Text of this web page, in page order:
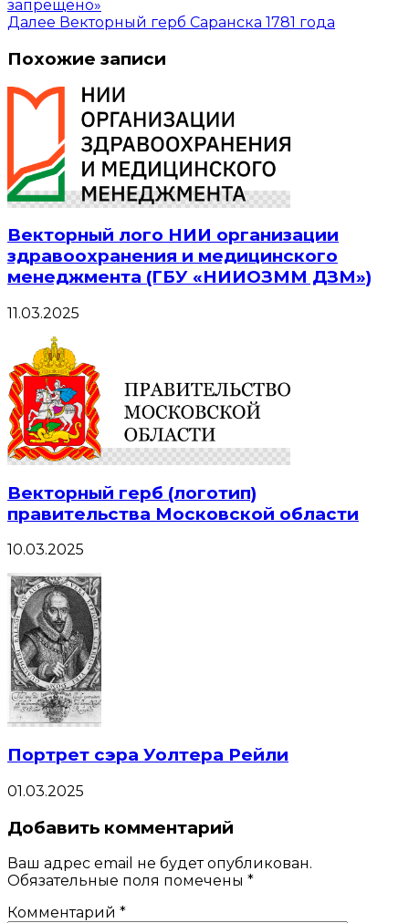
запрещено»
Далее Векторный герб Саранска 1781 года
Похожие записи
Векторный лого НИИ организации
здравоохранения и медицинского
менеджмента (ГБУ «НИИОЗММ ДЗМ»)
11.03.2025
Векторный герб (логотип)
правительства Московской области
10.03.2025
Портрет сэра Уолтера Рейли
01.03.2025
Добавить комментарий
Ваш адрес email не будет опубликован.
Обязательные поля помечены *
Комментарий *